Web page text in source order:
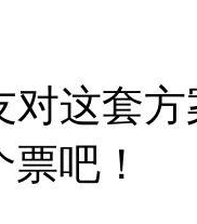
对这套
吧！